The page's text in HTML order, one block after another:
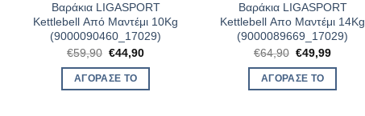
Βαράκια LIGASPORT
Kettlebell Από Μαντέμι 10Kg
(9000090460_17029)
€59,90 Original
was:
€59,90.
€44,90Η
ΑΓΌΡΑΣΈ ΤΟ
Βαράκια LIGASPORT
Kettlebell Απο Μαντέμι 14Kg
(9000089669_17029)
€64,90 Original
was:
€64,90.
€49,99Η
ΑΓΌΡΑΣΈ ΤΟ